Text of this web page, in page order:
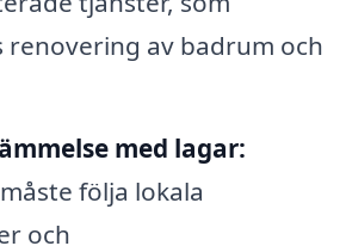
renovering av badrum och
med lagar:
följa lokala
och